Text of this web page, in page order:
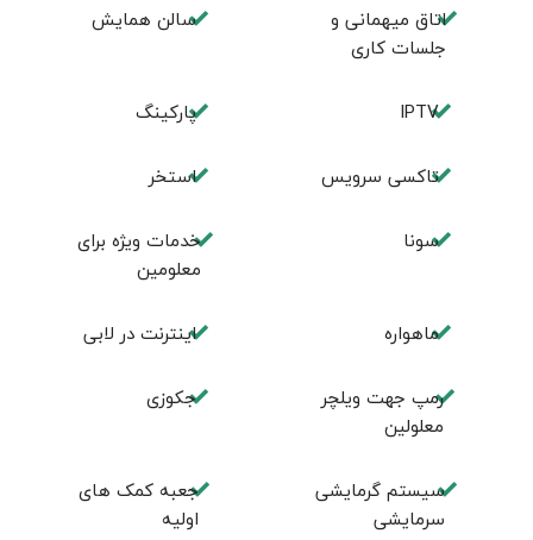
اتاق میهمانی و
جلسات کاری
سالن همایش
IPTV پارکینگ
تاکسی سرویس استخر
سونا
خدمات ویژه برای
معلومین
ماهواره اینترنت در لابی
رمپ جهت ویلچر
معلولین
جکوزی
سیستم گرمایشی
سرمایشی
جعبه کمک های
اولیه